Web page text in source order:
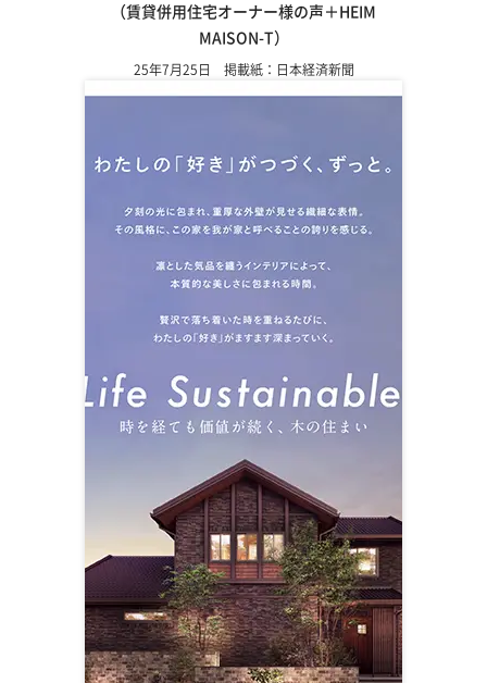
（賃貸併用住宅オーナー様の声＋HEIM
MAISON-T）
25年7月25日 掲載紙：日本経済新聞